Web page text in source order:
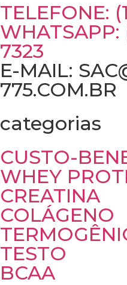
TELEFONE:
WHATSAPP:
7323
E-MAIL:
775.COM.BR
categorias
CUSTO-
WHEY
CREATINA
COLÁGENO
TESTO
BCAA